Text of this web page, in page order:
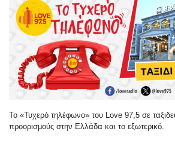
Το «Τυχερό τηλέφωνο» του Love 97,5 σε
προορισμούς στην Ελλάδα και το εξωτερικό.